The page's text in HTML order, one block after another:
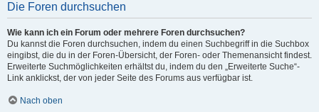
Die Foren durchsuchen
Wie kann ich ein Forum oder mehrere Foren durchsuchen?
Du kannst die Foren durchsuchen, indem du einen Suchbegriff in die Suchbox
eingibst, die du in der Foren-Übersicht, der Foren- oder Themenansicht findest.
Erweiterte Suchmöglichkeiten erhältst du, indem du den „Erweiterte Suche“-
Link anklickst, der von jeder Seite des Forums aus verfügbar ist.
Nach oben